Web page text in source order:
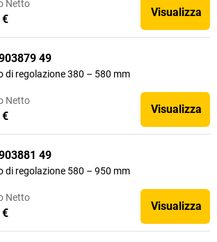
Netto
€
Visualizza
49
di regolazione 380 – 580 mm
Netto
€
Visualizza
49
di regolazione 580 – 950 mm
Netto
€
Visualizza